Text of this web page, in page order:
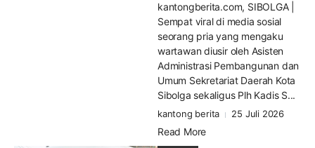
kantongberita.com, SIBOLGA |
Sempat viral di media sosial
seorang pria yang mengaku
wartawan diusir oleh Asisten
Administrasi Pembangunan dan
Umum Sekretariat Daerah Kota
Sibolga sekaligus Plh Kadis S...
kantong berita 25 Juli 2026
Read More